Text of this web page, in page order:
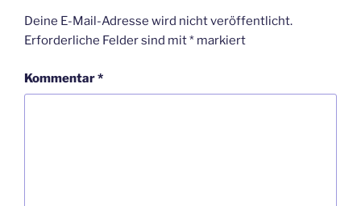
Deine E-Mail-Adresse wird nicht veröffentlicht.
Erforderliche Felder sind mit* markiert
Kommentar*